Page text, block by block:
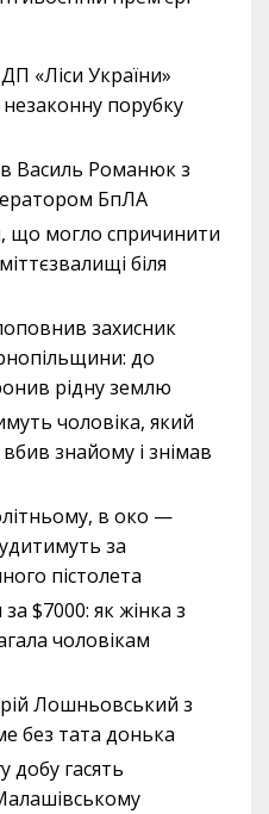
«Ліси України»
порубку
Василь Романюк з
БпЛА
що могло спричинити
біля
захисник
до
рідну землю
чоловіка, який
знайому і знімав
в око —
за
пістолета
$7000: як жінка з
чоловікам
Лошньовський з
без тата донька
добу гасять